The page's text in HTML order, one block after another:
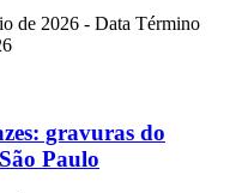
de 2026 - Data Término
gravuras do
Paulo